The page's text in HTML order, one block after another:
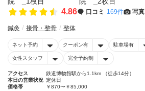
4.86 口コミ 169件 写真
鍼灸 接骨・整骨 整体
ネット予約 クーポン有 駐車場有
女性スタッフ 完全予約制
アクセス
鉄道博物館駅から1.1km （徒歩14分）
本日の営業状況 定休日
価格帯
￥870〜￥85,000